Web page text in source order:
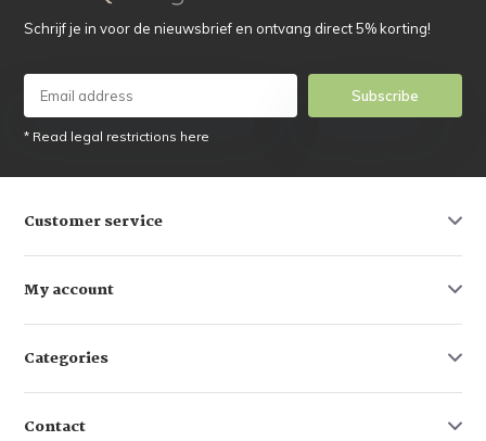
Schrijf je in voor de nieuwsbrief en ontvang direct 5% korting!
Subscribe
* Read legal restrictions here
Customer service
My account
Categories
Contact